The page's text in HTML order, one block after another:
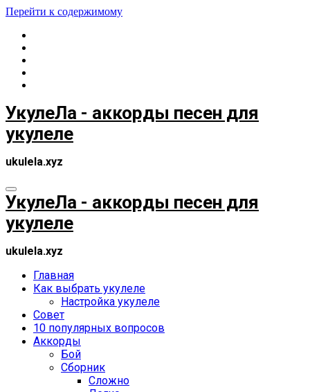
Перейти к содержимому
УкулеЛа - аккорды песен для
укулеле
ukulela.xyz
УкулеЛа - аккорды песен для
укулеле
ukulela.xyz
Главная
Как выбрать укулеле
Настройка укулеле
Совет
10 популярных вопросов
Аккорды
Бой
Сборник
Сложно